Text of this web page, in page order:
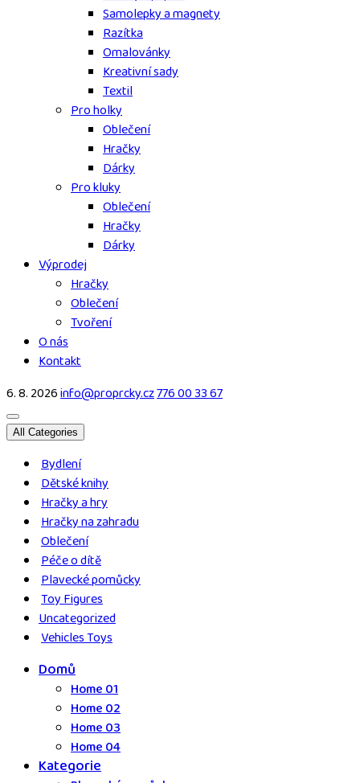
Samolepky a magnety
Razítka
Omalovánky
Kreativní sady
Textil
Pro holky
Oblečení
Hračky
Dárky
Pro kluky
Oblečení
Hračky
Dárky
Výprodej
Hračky
Oblečení
Tvoření
O nás
Kontakt
6. 8. 2026info@proprcky.cz776 00 33 67
All Categories
Bydlení
Dětské knihy
Hračky a hry
Hračky na zahradu
Oblečení
Péče o dítě
Plavecké pomůcky
Toy Figures
Uncategorized
Vehicles Toys
Domů
Home 01
Home 02
Home 03
Home 04
Kategorie